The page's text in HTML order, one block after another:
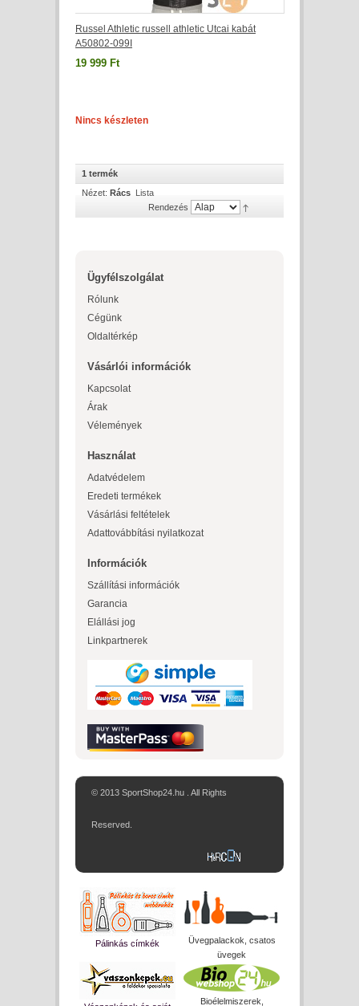
Russel Athletic russell athletic Utcai kabát
A50802-099I
19 999 Ft
Nincs készleten
1 termék
Nézet: Rács Lista
Rendezés
Ügyfélszolgálat
Rólunk
Cégünk
Oldaltérkép
Vásárlói információk
Kapcsolat
Árak
Vélemények
Használat
Adatvédelem
Eredeti termékek
Vásárlási feltételek
Adattovábbítási nyilatkozat
Információk
Szállítási információk
Garancia
Elállási jog
Linkpartnerek
© 2013 SportShop24.hu . All Rights
Reserved.
Pálinkás címkék
Üvegpalackok, csatos
üvegek
Bioélelmiszerek,